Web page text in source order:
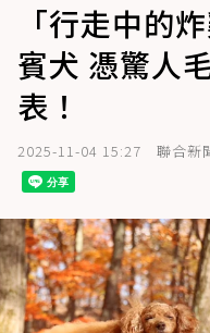
「行走中的
賓犬 憑驚人
表！
2025-11-04 15:27 聯合新